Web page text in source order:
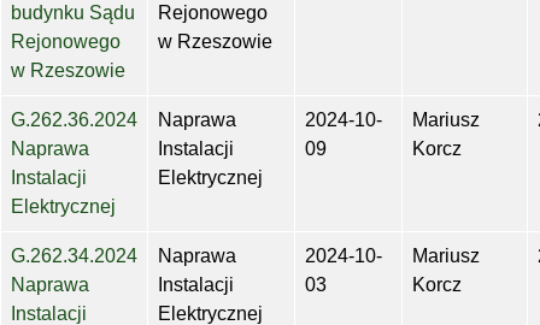
budynku Sądu
Rejonowego
w Rzeszowie
Rejonowego
w Rzeszowie
G.262.36.2024
Naprawa
Instalacji
Elektrycznej
Naprawa
Instalacji
Elektrycznej
2024-10-
09
Mariusz
Korcz
G.262.34.2024
Naprawa
Instalacji
Naprawa
Instalacji
Elektrycznej
2024-10-
03
Mariusz
Korcz